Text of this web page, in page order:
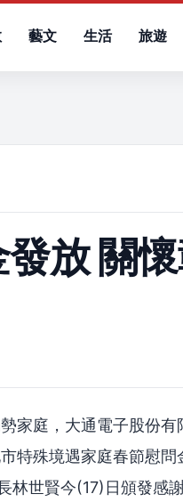
藝文 生活 旅遊
放 關
家庭，大通電子股份
特殊境遇家庭春節慰問
世賢今(17)日頒發感